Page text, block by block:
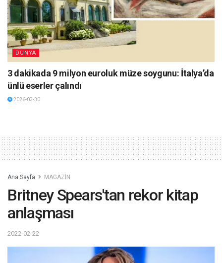
DÜNYA
3 dakikada 9 milyon euroluk müze soygunu: İtalya’da
ünlü eserler çalındı
2026-03-30
Ana Sayfa MAGAZİN
Britney Spears'tan rekor kitap
anlaşması
2022-02-22